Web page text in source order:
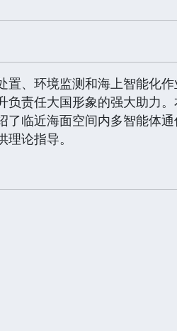
、环境监测和海上智能化
负责任大国形象的强大助力
了临近海面空间内多智能体
论指导。